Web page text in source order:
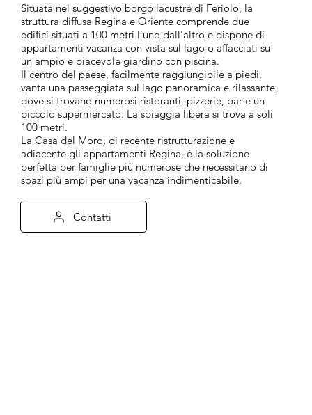
Situata nel suggestivo borgo lacustre di Feriolo, la
struttura diffusa Regina e Oriente comprende due
edifici situati a 100 metri l’uno dall’altro e dispone di
appartamenti vacanza con vista sul lago o affacciati su
un ampio e piacevole giardino con piscina.
Il centro del paese, facilmente raggiungibile a piedi,
vanta una passeggiata sul lago panoramica e rilassante,
dove si trovano numerosi ristoranti, pizzerie, bar e un
piccolo supermercato. La spiaggia libera si trova a soli
100 metri.
La Casa del Moro, di recente ristrutturazione e
adiacente gli appartamenti Regina, è la soluzione
perfetta per famiglie più numerose che necessitano di
spazi più ampi per una vacanza indimenticabile.
Contatti